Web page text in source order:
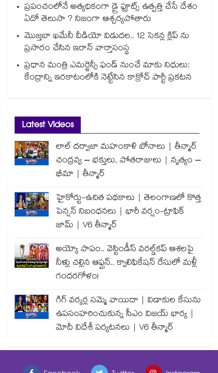
ప్రపంచంలోనే అత్యధికంగా డ్రై ఫ్రూట్స్ ఉత్పత్తి చేసే దేశం
ఏదో తెలుసా ? నిజంగా ఆశ్చర్యపోతారు
మొజ్తబా ఖమేనీ వీడియో విడుదల.. 12 సెకన్ల క్లిప్ ను
ప్రసారం చేసిన ఇరాన్ వార్తాసంస్థ
ప్రధాన మంత్రి ఎమర్జెన్సీ ఫండ్ నుంచే మాకు నిధులు:
కేంద్రాన్ని ఇరకాటంలోకి నెట్టేసిన కాక్రోచ్ పార్టీ ప్రకటన
Latest Videos
లాల్ దర్వాజా మహంకాళి బోనాలు | తీన్మార్
చంద్రవ్వ – భక్తులు, పోతరాజులు | నృత్యం –
భీమా | తీన్మార్
హైకోర్టు-ఉచిత పథకాలు | తెలంగాణలో కొత్త
పెన్షన్ నిబంధనలు | భారీ వర్షం-ట్రాఫిక్
జామ్ | V6 తీన్మార్
అయ్యో పాపం.. వెస్టిండీస్ వరల్డ్‌కప్ ఆశలపై
నీళ్లు చల్లిన ఆఫ్ఘన్.. క్వాలిఫికేషన్ రేసులో మళ్లీ
గందరగోళం!
గిగ్ వర్కర్ల సమ్మె వాయిదా | విడాకుల కేసును
ఉపసంహరించుకున్న సీఎం విజయ్ భార్య |
మోదీ విదేశీ పర్యటనలు | V6 తీన్మార్